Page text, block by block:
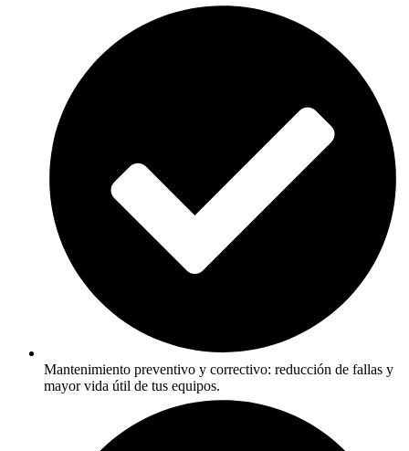
Mantenimiento preventivo y correctivo: reducción de fallas y
mayor vida útil de tus equipos.